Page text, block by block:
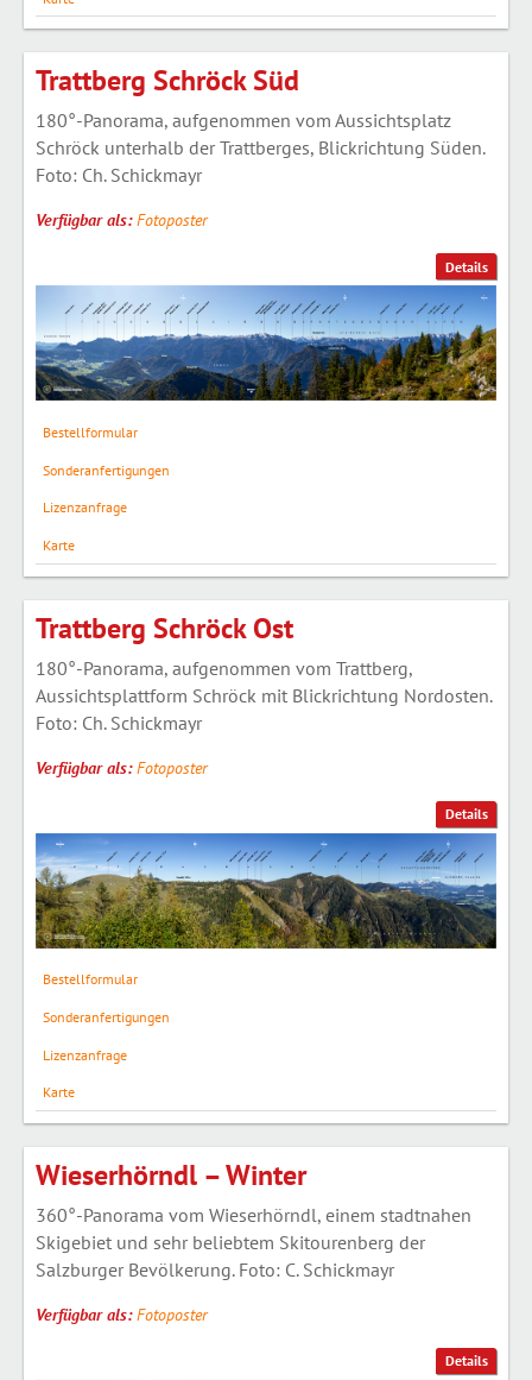
Details
Trattberg Schröck Süd
180°-Panorama, aufgenommen vom Aussichtsplatz
Schröck unterhalb der Trattberges, Blickrichtung Süden.
Foto: Ch. Schickmayr
Verfügbar als:Fotoposter
Bestellformular
Sonderanfertigungen
Lizenzanfrage
Karte
Details
Trattberg Schröck Ost
180°-Panorama, aufgenommen vom Trattberg,
Aussichtsplattform Schröck mit Blickrichtung Nordosten.
Foto: Ch. Schickmayr
Verfügbar als:Fotoposter
Bestellformular
Sonderanfertigungen
Lizenzanfrage
Karte
Details
Wieserhörndl – Winter
360°-Panorama vom Wieserhörndl, einem stadtnahen
Skigebiet und sehr beliebtem Skitourenberg der
Salzburger Bevölkerung. Foto: C. Schickmayr
Verfügbar als:Fotoposter